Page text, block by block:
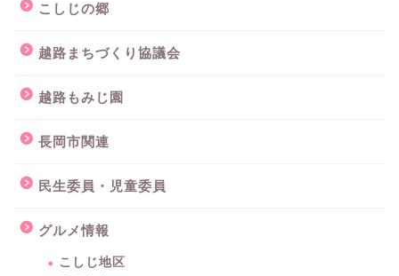
こしじの郷
越路まちづくり協議会
越路もみじ園
長岡市関連
民生委員・児童委員
グルメ情報
こしじ地区